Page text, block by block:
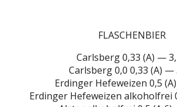
FLASCHENBIER
Carlsberg 0,33 (A) —
Carlsberg 0,0 0,33 (A) —
Erdinger Hefeweizen 0,5
Erdinger Hefeweizen alkoholfrei